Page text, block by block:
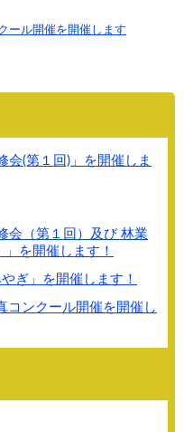
ール開催を開催します
会(第１回)」を開催しま
会（第１回）及び 林業
を開催します！
ぎ」を開催します！
コンクール開催を開催し